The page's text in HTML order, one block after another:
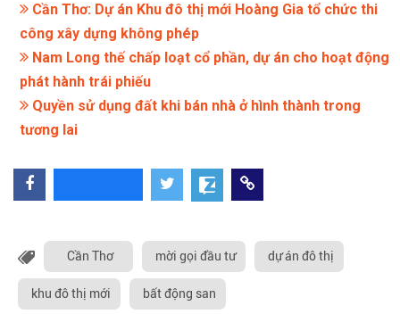
Cần Thơ: Dự án Khu đô thị mới Hoàng Gia tổ chức thi
công xây dựng không phép
Nam Long thế chấp loạt cổ phần, dự án cho hoạt động
phát hành trái phiếu
Quyền sử dụng đất khi bán nhà ở hình thành trong
tương lai
Cần Thơ mời gọi đầu tư dự án đô thị
khu đô thị mới bất động san